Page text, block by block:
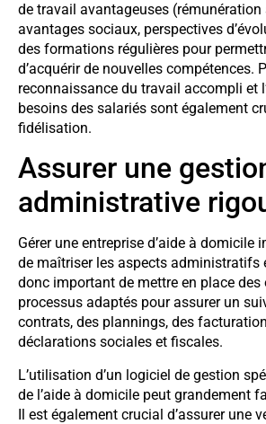
de travail avantageuses (rémunération
avantages sociaux, perspectives
des formations régulières pour
d’acquérir de nouvelles compétences.
reconnaissance du travail accompli et
besoins des salariés sont également
fidélisation.
Assurer une
administrative
Gérer une entreprise d’aide à domicile
de maîtriser les aspects administratifs
donc important de mettre en place des
processus adaptés pour assurer un
contrats, des plannings, des
déclarations sociales et fiscales.
L’utilisation d’un logiciel de gestion
de l’aide à domicile peut grandement
Il est également crucial d’assurer une